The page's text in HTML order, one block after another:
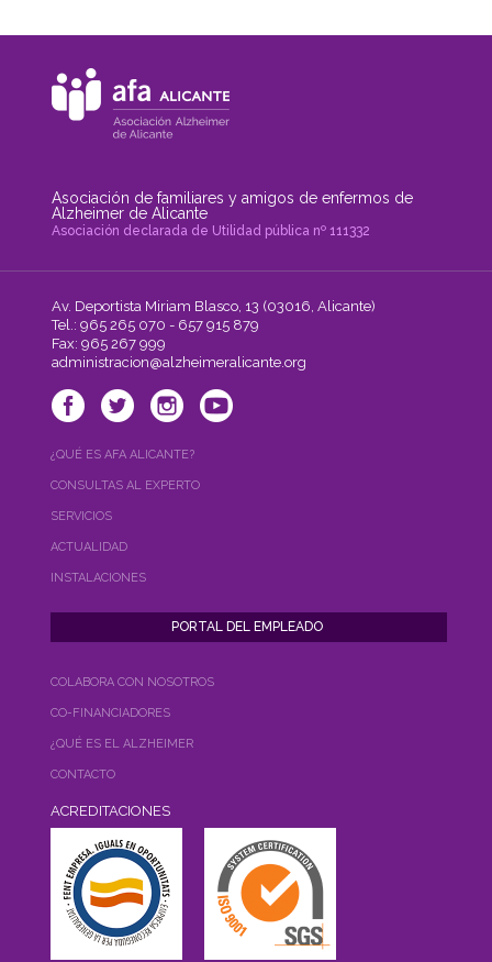
Asociación de familiares y amigos de enfermos de
Alzheimer de Alicante
Asociación declarada de Utilidad pública nº 111332
Av. Deportista Miriam Blasco, 13 (03016, Alicante)
Tel.: 965 265 070 - 657 915 879
Fax: 965 267 999
administracion@alzheimeralicante.org
¿QUÉ ES AFA ALICANTE?
CONSULTAS AL EXPERTO
SERVICIOS
ACTUALIDAD
INSTALACIONES
COLABORA CON NOSOTROS
CO-FINANCIADORES
¿QUÉ ES EL ALZHEIMER
CONTACTO
ACREDITACIONES